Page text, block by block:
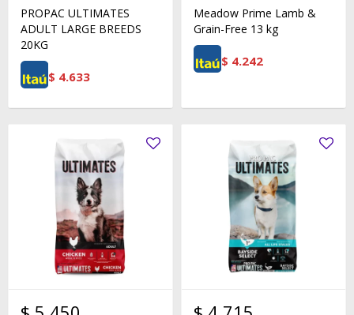
PROPAC ULTIMATES
ADULT LARGE BREEDS
20KG
$ 4.633
Meadow Prime Lamb &
Grain-Free 13 kg
$ 4.242